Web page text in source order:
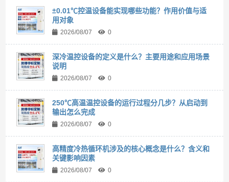
±0.01℃控温设备能实现哪些功能？作用价值与适
用对象
2026/08/07 0
深冷温控设备的定义是什么？主要用途和应用场景
说明
2026/08/07 0
250℃高温温控设备的运行过程分几步？从启动到
输出怎么完成
2026/08/07 0
高精度冷热循环机涉及的核心概念是什么？含义和
关键影响因素
2026/08/07 0